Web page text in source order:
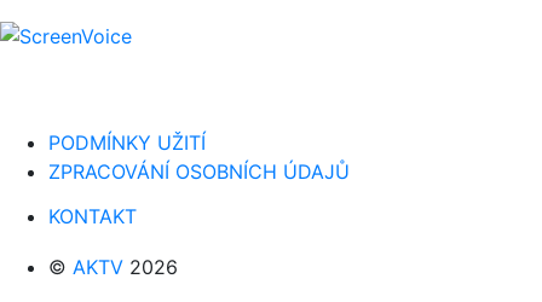
PODMÍNKY UŽITÍ
ZPRACOVÁNÍ OSOBNÍCH ÚDAJŮ
KONTAKT
© AKTV 2026